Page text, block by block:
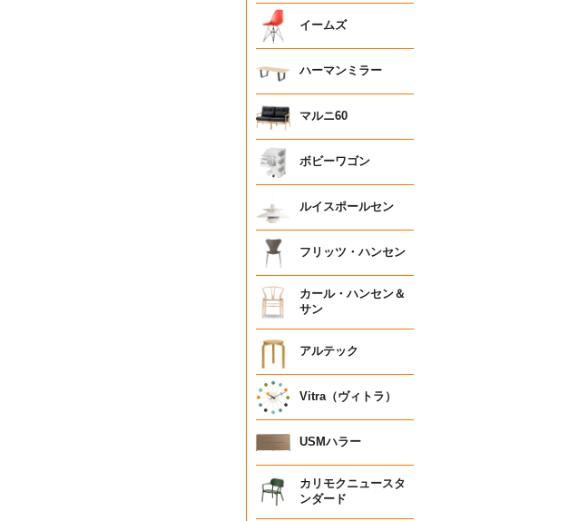
イームズ
ハーマンミラー
マルニ60
ボビーワゴン
ルイスポールセン
フリッツ・ハンセン
カール・ハンセン＆
サン
アルテック
Vitra（ヴィトラ）
USMハラー
カリモクニュースタ
ンダード